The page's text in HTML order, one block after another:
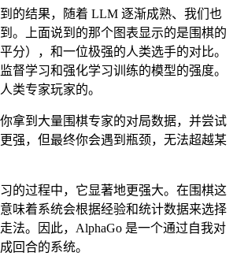
结果，随着 LLM 逐渐成熟、我们也
。上面说到的那个图表显示的是围棋的
分），和一位极强的人类选手的对比。
督学习和强化学习训练的模型的强度。
类专家玩家的。
到大量围棋专家的对局数据，并尝试
强，但最终你会遇到瓶颈，无法超越某
过程中，它显著地更强大。在围棋这
味着系统会根据经验和统计数据来选择
法。因此，AlphaGo 是一个通过自我对
回合的系统。